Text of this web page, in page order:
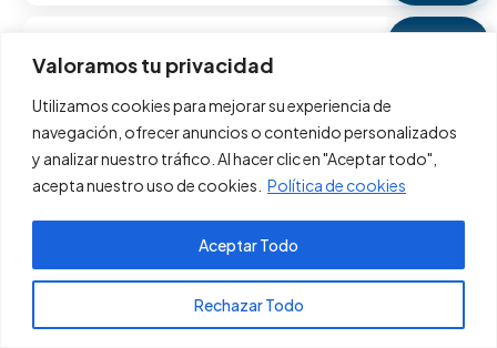
Valoramos tu privacidad
Utilizamos cookies para mejorar su experiencia de
navegación, ofrecer anuncios o contenido personalizados
y analizar nuestro tráfico. Al hacer clic en "Aceptar todo",
acepta nuestro uso de cookies. Política de cookies
Rechazar Todo
Aceptar Todo
lpamelavilarias -
lu.m.e.nj.a.s.on.038. -
Luis Eduardo Pachón Acero